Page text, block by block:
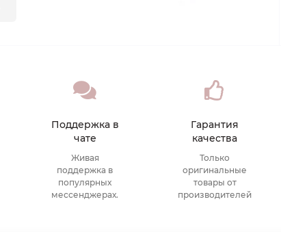
Поддержка в
чате
Живая
поддержка в
популярных
мессенджерах.
Гарантия
качества
Только
оригинальные
товары от
производителей